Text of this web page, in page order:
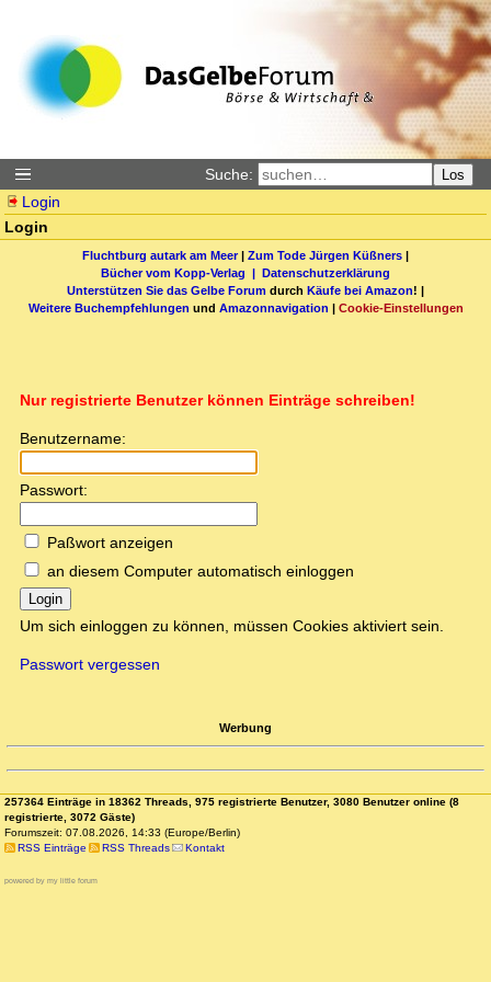
Suche: Los
Login
Login
Fluchtburg autark am Meer| Zum Tode Jürgen Küßners |
Bücher vom Kopp-Verlag | Datenschutzerklärung
Unterstützen Sie das Gelbe Forum durch Käufe bei Amazon! |
Weitere Buchempfehlungen und Amazonnavigation | Cookie-Einstellungen
Nur registrierte Benutzer können Einträge schreiben!
Benutzername:
Passwort:
Paßwort anzeigen
an diesem Computer automatisch einloggen
Login
Um sich einloggen zu können, müssen Cookies aktiviert sein.
Passwort vergessen
Werbung
257364 Einträge in 18362 Threads, 975 registrierte Benutzer, 3080 Benutzer online (8
registrierte, 3072 Gäste)
Forumszeit: 07.08.2026, 14:33 (Europe/Berlin)
RSS Einträge
RSS Threads Kontakt
powered by my little forum